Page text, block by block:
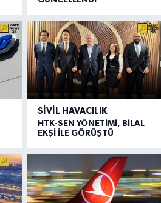
SIVIL HAVACILIK
HTK-SEN YÖNETİMİ, BİLAL
EKŞİ İLE GÖRÜŞTÜ